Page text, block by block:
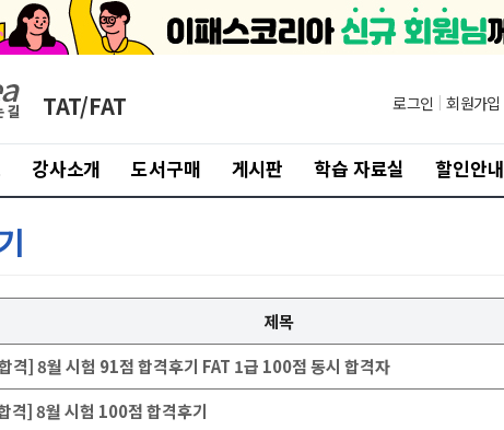
TAT/FAT 로그인 | 회원가입
강사소개 도서구매 게시판 학습 자료실 할인안내
제목
격] 8월 시험 91점 합격후기 FAT 1급 100점 동시 합격자
격] 8월 시험 100점 합격후기